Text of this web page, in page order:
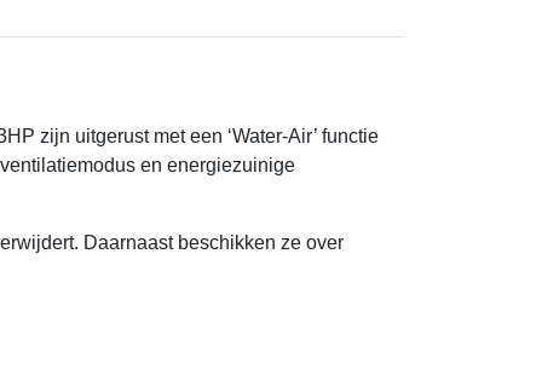
zijn uitgerust met een ‘Water-Air’ functie
en energiezuinige
Daarnaast beschikken ze over